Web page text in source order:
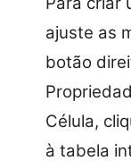
ajuste as
botão
Célula,
à tabela